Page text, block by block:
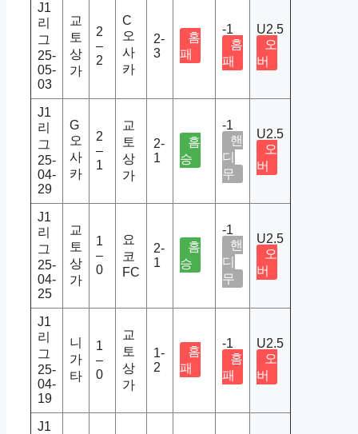
J1
리
그
25-
05-
03
교
토
상
가
2
–
2
C
오
사
카
2-
3
홈
패
-1
홈
패
U2.5
오
버
J1
리
그
25-
04-
29
G
오
사
카
2
–
1
교
토
상
가
2-
1
홈
승
-1
핸
디
무
U2.5
오
버
J1
리
그
25-
04-
25
교
토
상
가
1
–
0
요
코
FC
2-
1
홈
승
-1
핸
디
무
U2.5
오
버
J1
리
그
25-
04-
19
니
가
타
1
–
0
교
토
상
가
1-
2
홈
패
-1
홈
패
U2.5
오
버
J1